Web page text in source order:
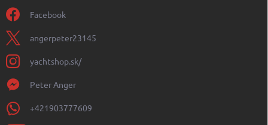
Facebook
angerpeter23145
yachtshop.sk/
Peter Anger
+421903777609